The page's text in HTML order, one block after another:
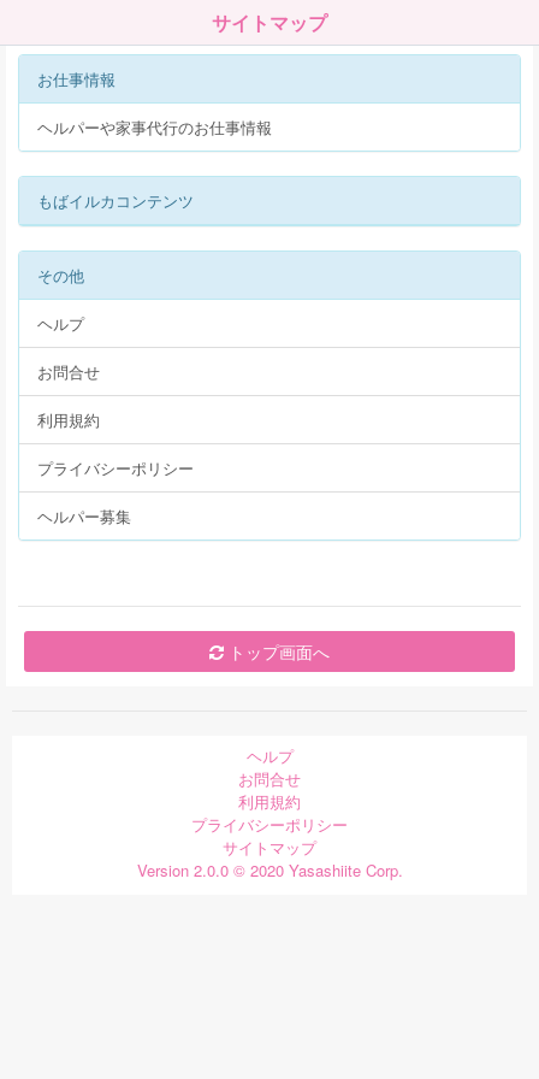
サイトマップ
お仕事情報
ヘルパーや家事代行のお仕事情報
もばイルカコンテンツ
その他
ヘルプ
お問合せ
利用規約
プライバシーポリシー
ヘルパー募集
トップ画面へ
ヘルプ
お問合せ
利用規約
プライバシーポリシー
サイトマップ
Version 2.0.0 © 2020 Yasashiite Corp.